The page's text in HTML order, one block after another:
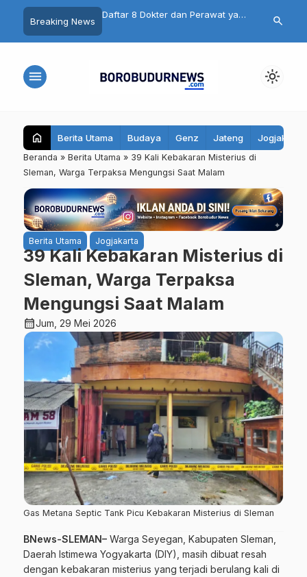
Breaking News
Depok Saepul:
Usai Digerayangi
Daftar 8 Dokter dan Perawat yang
Yurizal, Keluarga Sampaikan
Catat! 10
Ini,
search
menu light_mode
home Berita Utama Budaya Genz Jateng Jogjakarta
Beranda » Berita Utama » 39 Kali Kebakaran Misterius di
Sleman, Warga Terpaksa Mengungsi Saat Malam
Berita Utama Jogjakarta
39 Kali Kebakaran Misterius di
Sleman, Warga Terpaksa
Mengungsi Saat Malam
calendar_monthJum, 29 Mei 2026
Gas Metana Septic Tank Picu Kebakaran Misterius di Sleman
BNews-SLEMAN– Warga Seyegan, Kabupaten Sleman,
Daerah Istimewa Yogyakarta (DIY), masih dibuat resah
dengan kebakaran misterius yang terjadi berulang kali di